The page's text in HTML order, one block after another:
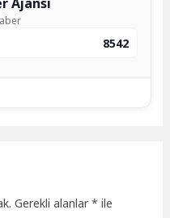
8542
Gerekli alanlar* ile